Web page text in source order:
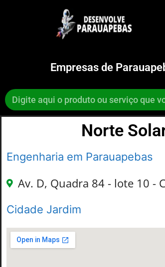
Empresas de
Norte
Engenharia em Parauapebas
Av. D, Quadra 84 - lote 10 -
Cidade Jardim